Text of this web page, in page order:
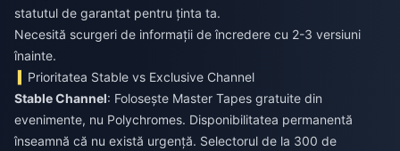
statutul de garantat pentru ținta ta.
Necesită scurgeri de informații de încredere cu 2-3 versiuni
înainte.
Prioritatea Stable vs Exclusive Channel
Stable Channel: Folosește Master Tapes gratuite din
evenimente, nu Polychromes. Disponibilitatea permanentă
înseamnă că nu există urgență. Selectorul de la 300 de